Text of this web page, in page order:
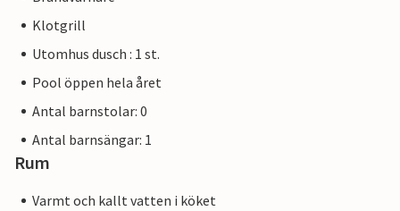
Klotgrill
Utomhus dusch : 1 st.
Pool öppen hela året
Antal barnstolar: 0
Antal barnsängar: 1
Rum
Varmt och kallt vatten i köket